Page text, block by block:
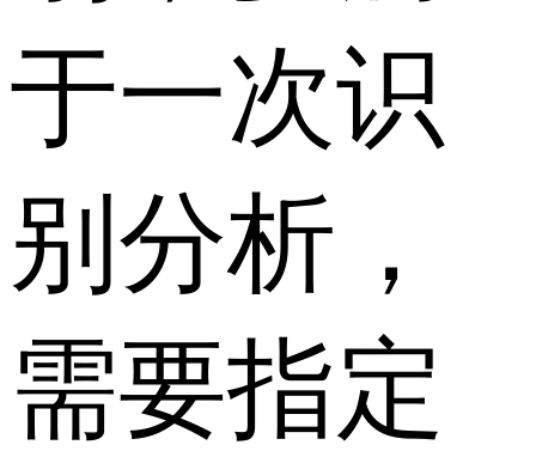
于一次识
别分析，
需要指定